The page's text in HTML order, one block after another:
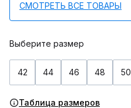
СМОТРЕТЬ ВСЕ ТОВАРЫ
Выберите размер
42 44 46 48 50
Таблица размеров